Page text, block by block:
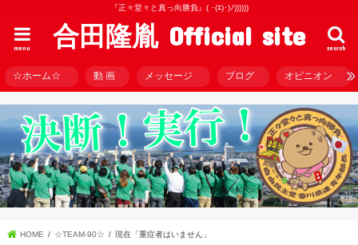
『正々堂々と真っ向勝負』( ･(ｴ)･)ﾉ))))))
合田隆胤 Official site search
menu
☆ホーム☆ 動 画 メッセージ ブログ オピニオン
HOME ☆TEAM-90☆ 現在「重症者はいません」